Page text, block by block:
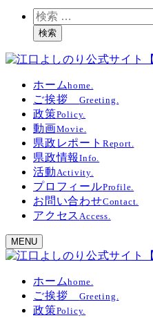
検
索検索
ホームhome.
ご挨拶Greeting.
政策Policy.
動画Movie.
県政レポート Report.
県政情報Info.
活動Activity.
プロフィールProfile.
お問い合わせContact.
アクセス Access.
MENU
ホームhome.
ご挨拶Greeting.
政策Policy.